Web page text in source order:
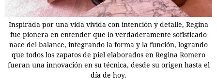
Inspirada por una vida vivida con intención y detalle, Regina
fue pionera en entender que lo verdaderamente sofisticado
nace del balance, integrando la forma y la función, logrando
que todos los zapatos de piel elaborados en Regina Romero
fueran una innovación en su técnica, desde su origen hasta el
día de hoy.